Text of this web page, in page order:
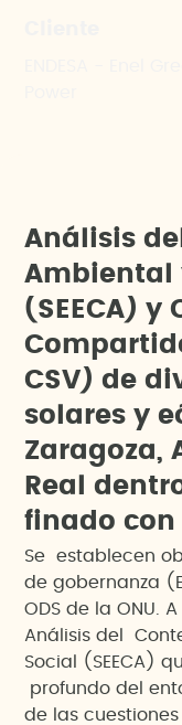
Aná isis de
Ambienta
(S E ECA) y
Compartid
CSV) de di
so lares y e
Zaragoza,
Rea dentr
finado con
Se establecen
de gobernanza
ODS de la ONU.
Análisis del
Social (SEECA)
profundo del
de las